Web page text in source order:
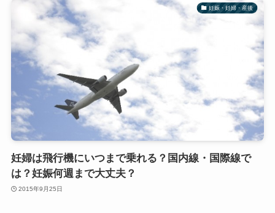
妊娠・妊婦・産後
妊婦は飛行機にいつまで乗れる？国内線・国際線で
は？妊娠何週まで大丈夫？
2015年9月25日